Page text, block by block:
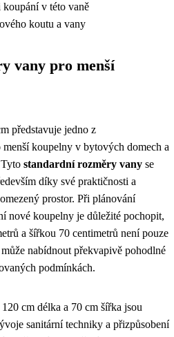
v této vaně
koutu a vany
vany pro menší
představuje jedno z
koupelny v bytových domech a
standardní rozměry vany se
díky své praktičnosti a
prostor. Při plánování
nové koupelny je důležité pochopit,
a šířkou 70 centimetrů není pouze
nabídnout překvapivě pohodlné
podmínkách.
cm délka a 70 cm šířka jsou
sanitární techniky a přizpůsobení